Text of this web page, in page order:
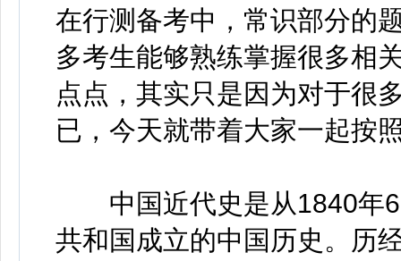
在行测备考中，常识部分的
多考生能够熟练掌握很多相
点点，其实只是因为对于很
已，今天就带着大家一起按
中国近代史是从1840年6
共和国成立的中国历史。历